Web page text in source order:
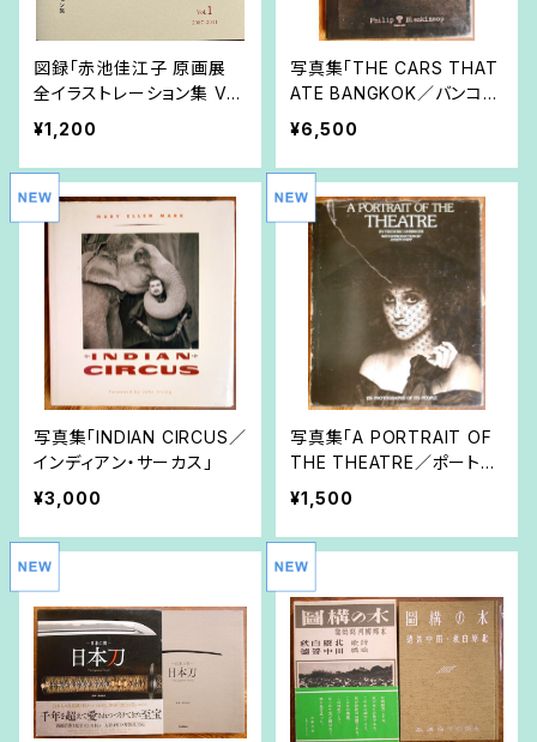
図録「赤池佳江子 原画展
全イラストレーション集 Vol.
1」
¥1,200
写真集「THE CARS THAT
ATE BANGKOK／バンコク
を食い尽くした車たち」
¥6,500
写真集「INDIAN CIRCUS／
インディアン・サーカス」
¥3,000
写真集「A PORTRAIT OF
THE THEATRE／ポートレ
ート・オブ・シアター」
¥1,500